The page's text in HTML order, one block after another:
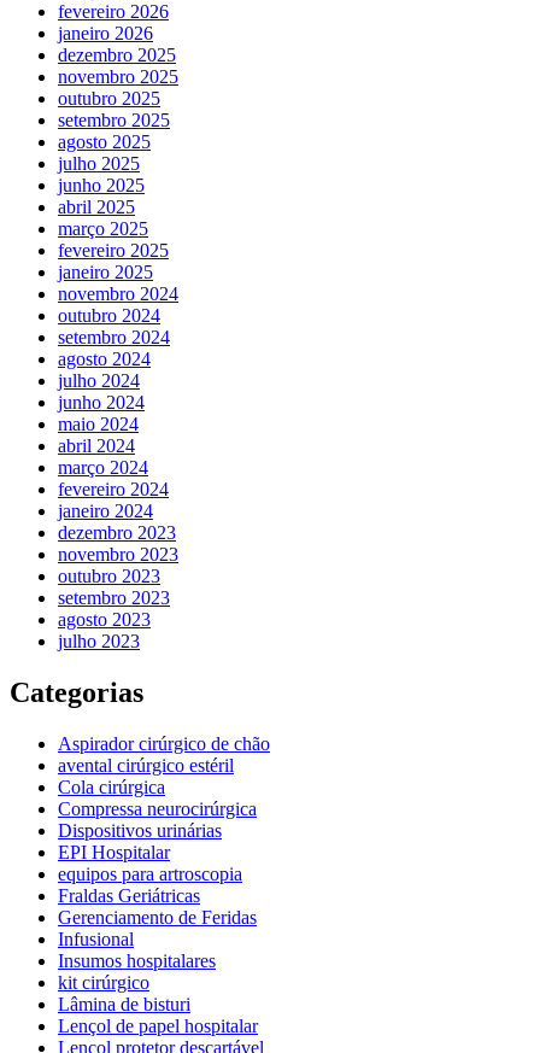
fevereiro 2026
janeiro 2026
dezembro 2025
novembro 2025
outubro 2025
setembro 2025
agosto 2025
julho 2025
junho 2025
abril 2025
março 2025
fevereiro 2025
janeiro 2025
novembro 2024
outubro 2024
setembro 2024
agosto 2024
julho 2024
junho 2024
maio 2024
abril 2024
março 2024
fevereiro 2024
janeiro 2024
dezembro 2023
novembro 2023
outubro 2023
setembro 2023
agosto 2023
julho 2023
Categorias
Aspirador cirúrgico de chão
avental cirúrgico estéril
Cola cirúrgica
Compressa neurocirúrgica
Dispositivos urinárias
EPI Hospitalar
equipos para artroscopia
Fraldas Geriátricas
Gerenciamento de Feridas
Infusional
Insumos hospitalares
kit cirúrgico
Lâmina de bisturi
Lençol de papel hospitalar
Lençol protetor descartável